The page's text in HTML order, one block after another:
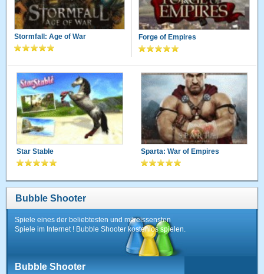
Stormfall: Age of War Forge of Empires
Star Stable Sparta: War of Empires
Bubble Shooter
Spiele eines der beliebtesten und mitreissensten
Spiele im Internet ! Bubble Shooter kostenlos spielen.
Bubble Shooter